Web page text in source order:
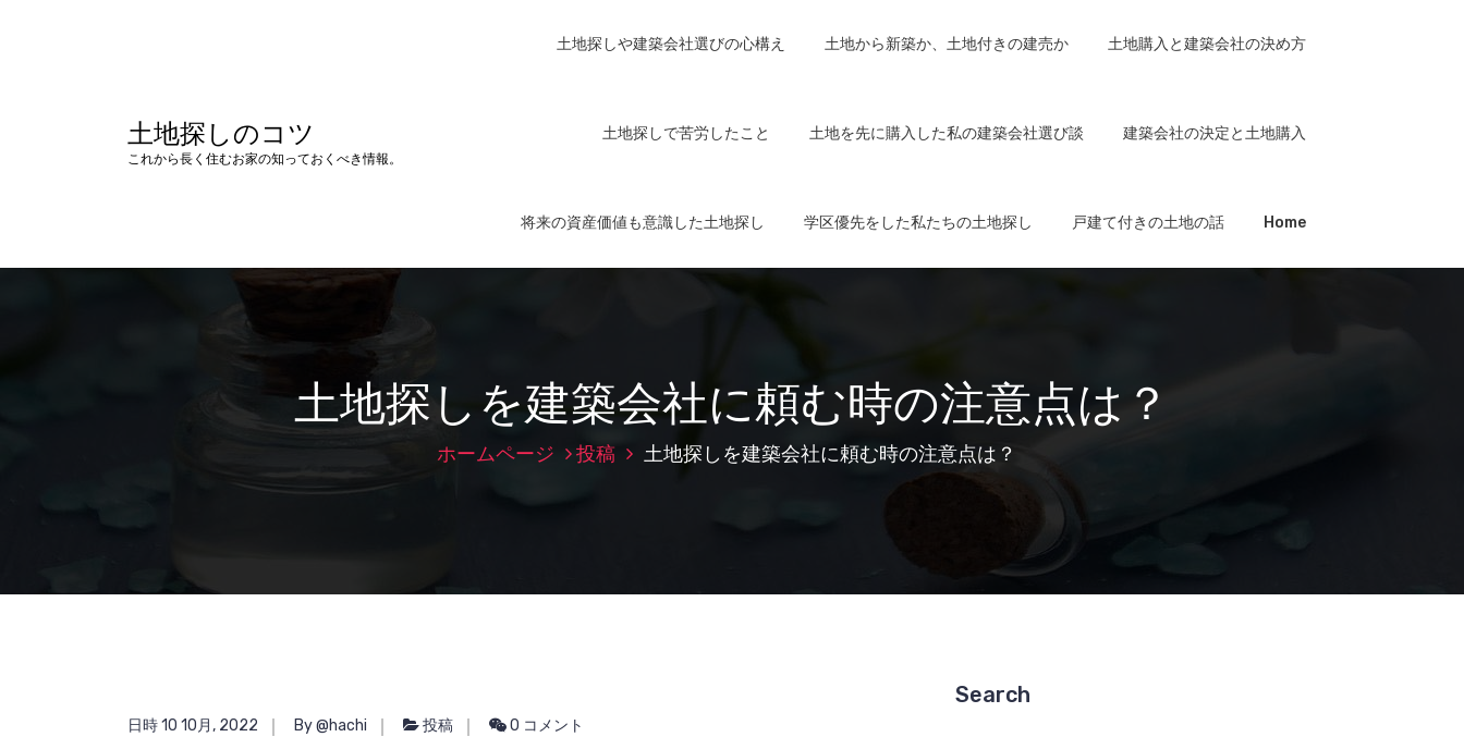
土地探しのコツ
これから長く住むお家の知っておくべき情報。
土地探しや建築会社選びの心構え 土地から新築か、土地付きの建売か 土地購入と建築会社の決め方
土地探しで苦労したこと 土地を先に購入した私の建築会社選び談 建築会社の決定と土地購入
将来の資産価値も意識した土地探し 学区優先をした私たちの土地探し 戸建て付きの土地の話 Home
土地探しを建築会社に頼む時の注意点は？
ホームページ 投稿 土地探しを建築会社に頼む時の注意点は？
日時 10 10月, 2022 By @hachi 投稿 0 コメント
Search